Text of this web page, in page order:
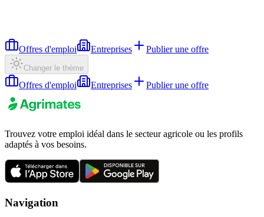
Offres d'emploi Entreprises Publier une offre
Changer le thème
Offres d'emploi Entreprises Publier une offre
Trouvez votre emploi idéal dans le secteur agricole ou les profils
adaptés à vos besoins.
Navigation